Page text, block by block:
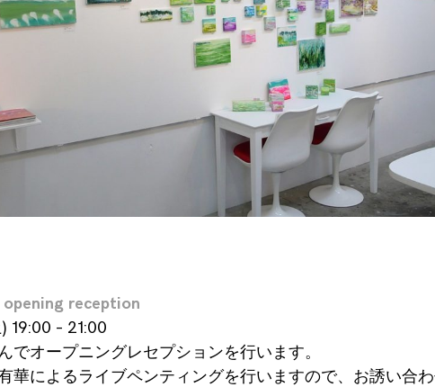
opening reception
19:00 – 21:00
でオープニングレセプションを行います。
華によるライブペンティングを行いますので、お誘い合